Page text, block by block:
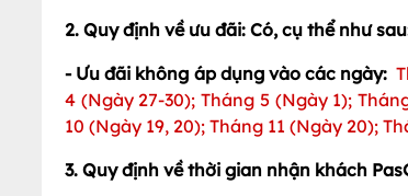
2. Quy định về ưu đãi: Có, cụ thể như
- Ưu đãi không áp dụng vào các ngày:
4 (Ngày 27-30); Tháng 5 (Ngày 1);
10 (Ngày 19, 20); Tháng 11 (Ngày 20);
3. Quy định về thời gian nhận khách